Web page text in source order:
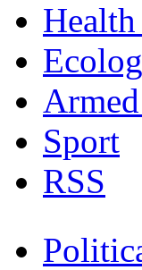
Health
Sport
RSS